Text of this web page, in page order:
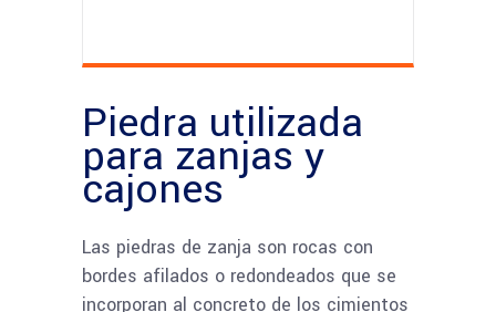
Piedra utilizada
para zanjas y
cajones
Las piedras de zanja son rocas con
bordes afilados o redondeados que se
incorporan al concreto de los cimientos